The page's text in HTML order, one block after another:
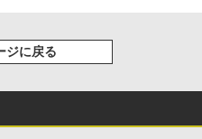
ジに戻る